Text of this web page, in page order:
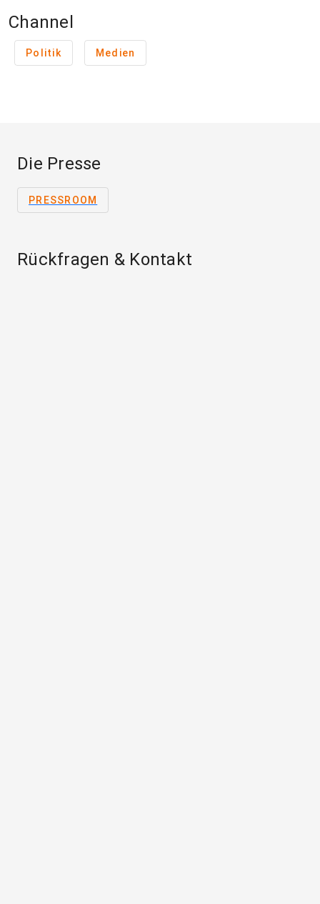
Channel
Politik Medien
Die Presse
PRESSROOM
Rückfragen & Kontakt